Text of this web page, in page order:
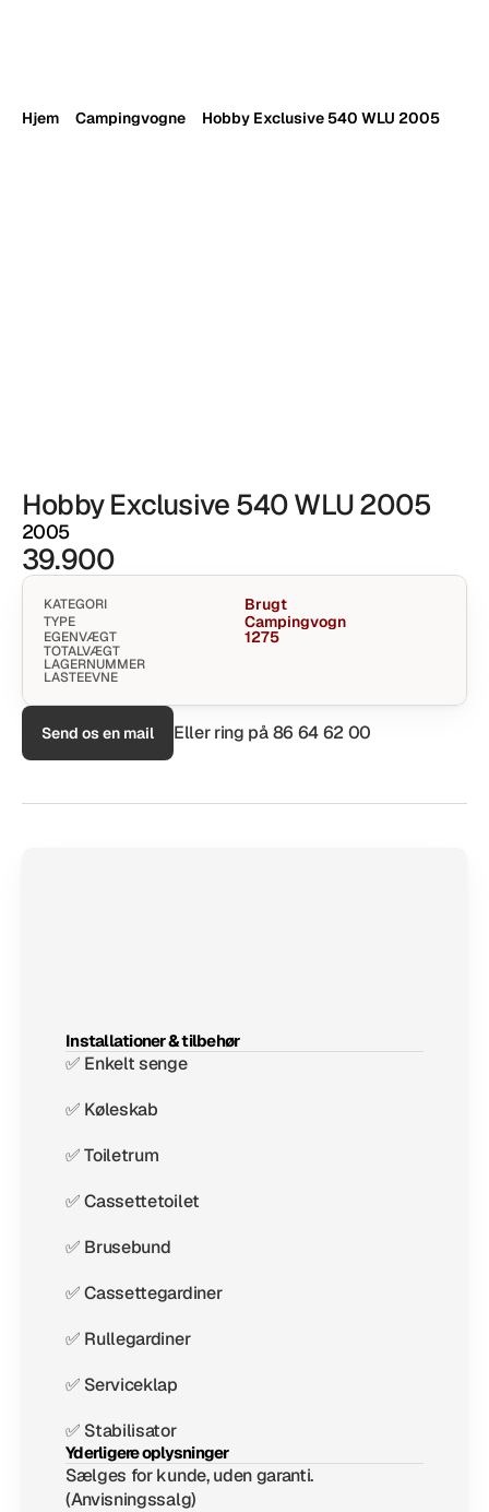
Careers
Hjem Campingvogne Hobby Exclusive 540 WLU 2005
Hobby Exclusive 540 WLU 2005
2005
39.900
KATEGORI Brugt
TYPE Campingvogn
EGENVÆGT 1275
TOTALVÆGT
LAGERNUMMER
LASTEEVNE
Send os en mail Eller ring på 86 64 62 00
Installationer & tilbehør
✅ Enkelt senge
✅ Køleskab
✅ Toiletrum
✅ Cassettetoilet
✅ Brusebund
✅ Cassettegardiner
✅ Rullegardiner
✅ Serviceklap
✅ Stabilisator
Yderligere oplysninger
Sælges for kunde, uden garanti.
(Anvisningssalg)